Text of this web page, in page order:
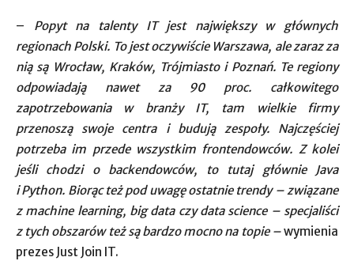
– Popyt na talenty IT jest największy w głównych
regionach Polski. To jest oczywiście Warszawa, ale zaraz za
nią są Wrocław, Kraków, Trójmiasto i Poznań. Te regiony
odpowiadają nawet za 90 proc. całkowitego
zapotrzebowania w branży IT, tam wielkie firmy
przenoszą swoje centra i budują zespoły. Najczęściej
potrzeba im przede wszystkim frontendowców. Z kolei
jeśli chodzi o backendowców, to tutaj głównie Java
i Python. Biorąc też pod uwagę ostatnie trendy – związane
z machine learning, big data czy data science – specjaliści
z tych obszarów też są bardzo mocno na topie –wymienia
prezes Just Join IT.